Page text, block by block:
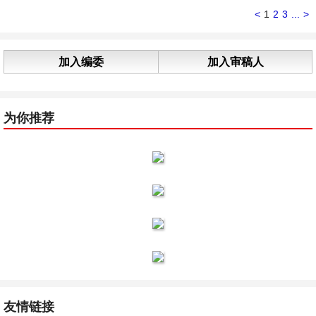
< 1 2 3 >
加入编委 加入审稿人
为你推荐
友情链接